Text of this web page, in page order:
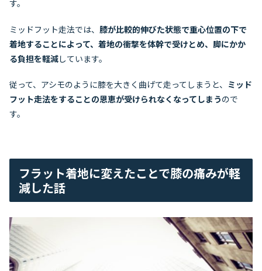
す。
ミッドフット走法では、 膝が比較的伸びた状態で重心位置の下で
着地することによって、着地の衝撃を体幹で受けとめ、脚にかか
る負担を軽減しています。
従って、アシモのように膝を大きく曲げて走ってしまうと、 ミッド
フット走法をすることの恩恵が受けられなくなってしまうので
す。
フラット着地に変えたことで膝の痛みが軽
減した話